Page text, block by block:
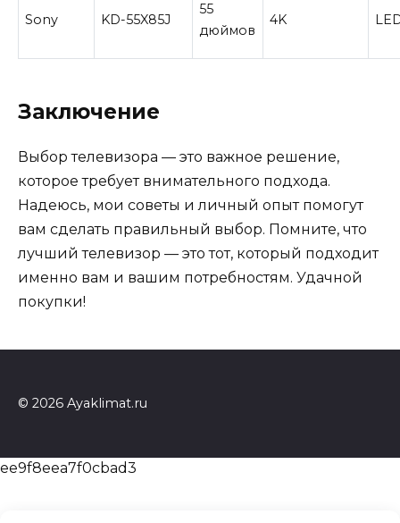
Sony KD-55X85J
55
дюймов
4K
Заключение
Выбор телевизора — это важное решение,
которое требует внимательного подхода.
Надеюсь, мои советы и личный опыт помогут
вам сделать правильный выбор. Помните, что
лучший телевизор — это тот, который подходит
именно вам и вашим потребностям. Удачной
покупки!
© 2026 Ayaklimat.ru
ee9f8eea7f0cbad3